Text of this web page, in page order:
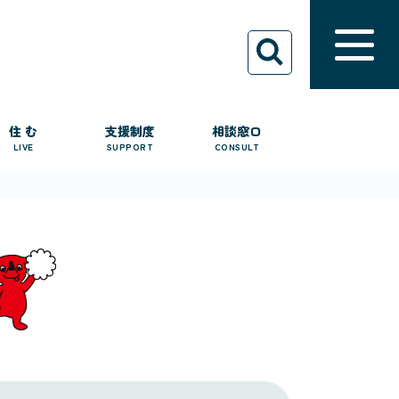
住 む
LIVE
支援制度
SUPPORT
相談窓口
CONSULT